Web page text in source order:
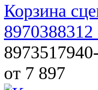
Корзина
от 7 897